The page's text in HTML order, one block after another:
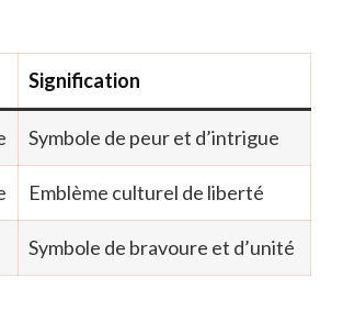
Signification
Symbole de peur et d’intrigue
Emblème culturel de liberté
Symbole de bravoure et d’unité